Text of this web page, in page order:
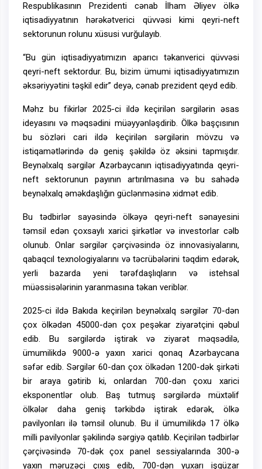
Respublikasının Prezidenti cənab İlham Əliyev ölkə
iqtisadiyyatının hərəkətverici qüvvəsi kimi qeyri-neft
sektorunun rolunu xüsusi vurğulayıb.
“Bu gün iqtisadiyyatımızın aparıcı təkanverici qüvvəsi
qeyri-neft sektordur. Bu, bizim ümumi iqtisadiyyatımızın
əksəriyyətini təşkil edir” deyə, cənab prezident qeyd edib.
Məhz bu fikirlər 2025-ci ildə keçirilən sərgilərin əsas
ideyasını və məqsədini müəyyənləşdirib. Ölkə başçısının
bu sözləri cari ildə keçirilən sərgilərin mövzu və
istiqamətlərində də geniş şəkildə öz əksini tapmışdır.
Beynəlxalq sərgilər Azərbaycanın iqtisadiyyatında qeyri-
neft sektorunun payının artırılmasına və bu sahədə
beynəlxalq əməkdaşlığın güclənməsinə xidmət edib.
Bu tədbirlər sayəsində ölkəyə qeyri-neft sənayesini
təmsil edən çoxsaylı xarici şirkətlər və investorlar cəlb
olunub. Onlar sərgilər çərçivəsində öz innovasiyalarını,
qabaqcıl texnologiyalarını və təcrübələrini təqdim edərək,
yerli bazarda yeni tərəfdaşlıqların və istehsal
müəssisələrinin yaranmasına təkan veriblər.
2025-ci ildə Bakıda keçirilən beynəlxalq sərgilər 70-dən
çox ölkədən 45000-dən çox peşəkar ziyarətçini qəbul
edib. Bu sərgilərdə iştirak və ziyarət məqsədilə,
ümumilikdə 9000-ə yaxın xarici qonaq Azərbaycana
səfər edib. Sərgilər 60-dan çox ölkədən 1200-dək şirkəti
bir araya gətirib ki, onlardan 700-dən çoxu xarici
eksponentlər olub. Baş tutmuş sərgilərdə müxtəlif
ölkələr daha geniş tərkibdə iştirak edərək, ölkə
pavilyonları ilə təmsil olunub. Bu il ümumilikdə 17 ölkə
milli pavilyonlar şəkilində sərgiyə qatılıb. Keçirilən tədbirlər
çərçivəsində 70-dək çox panel sessiyalarında 300-ə
yaxın məruzəçi çıxış edib, 700-dən yuxarı işgüzar